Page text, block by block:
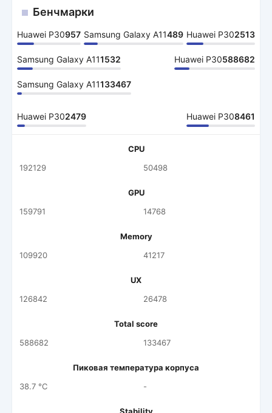
Бенчмарки
Huawei P30957 Samsung Galaxy A11489 Huawei P302513
Samsung Galaxy A111532 Huawei P30588682
Samsung Galaxy A11133467
Huawei P302479 Huawei P308461
CPU
192129
50498
GPU
159791
14768
Memory
109920
41217
UX
126842
26478
Total score
588682
133467
Пиковая температура корпуса
38.7 °C
-